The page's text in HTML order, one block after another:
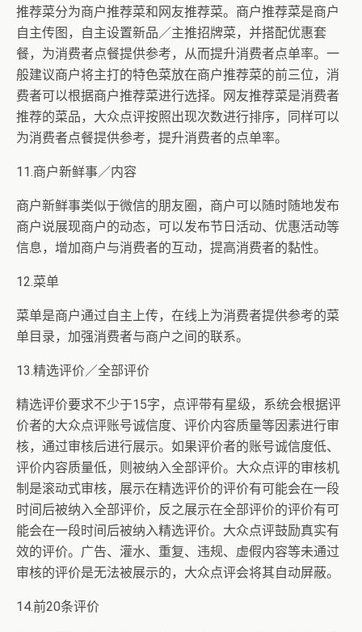
推荐菜分为商户推荐菜和网友推荐菜。商户推荐菜是商户
自主传图，自主设置新品／主推招牌菜，并搭配优惠套
餐，为消费者点餐提供参考，从而提升消费者点单率。一
般建议商户将主打的特色菜放在商户推荐菜的前三位，消
费者可以根据商户推荐菜进行选择。网友推荐菜是消费者
推荐的菜品，大众点评按照出现次数进行排序，同样可以
为消费者点餐提供参考，提升消费者的点单率。
11.商户新鲜事／内容
商户新鲜事类似于微信的朋友圈，商户可以随时随地发布
商户说展现商户的动态，可以发布节日活动、优惠活动等
信息，增加商户与消费者的互动，提高消费者的黏性。
12.菜单
菜单是商户通过自主上传，在线上为消费者提供参考的菜
单目录，加强消费者与商户之间的联系。
13.精选评价／全部评价
精选评价要求不少于15字，点评带有星级，系统会根据评
价者的大众点评账号诚信度、评价内容质量等因素进行审
核，通过审核后进行展示。如果评价者的账号诚信度低、
评价内容质量低，则被纳入全部评价。大众点评的审核机
制是滚动式审核，展示在精选评价的评价有可能会在一段
时间后被纳入全部评价，反之展示在全部评价的评价有可
能会在一段时间后被纳入精选评价。大众点评鼓励真实有
效的评价。广告、灌水、重复、违规、虚假内容等未通过
审核的评价是无法被展示的，大众点评会将其自动屏蔽。
14.前20条评价